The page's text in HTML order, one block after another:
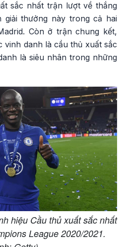
sắc nhất trận lượt về thắng
giải thưởng này trong cả hai
Còn ở trận chung kết,
vinh danh là cầu thủ xuất sắc
là siêu nhân trong những
hiệu Cầu thủ xuất sắc nhất
League 2020/2021.